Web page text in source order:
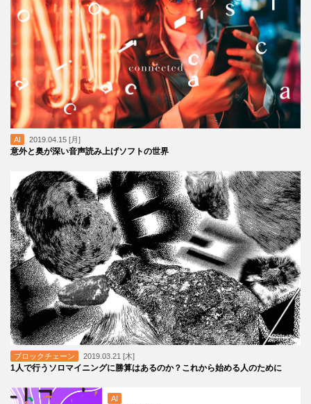
AI 2019.04.15 [月]
意外と奥が深い音声読み上げソフトの世界
ブロックチェーン 2019.03.21 [木]
1人で行うソロマイニングに勝算はあるのか？これから始める人のために
AI